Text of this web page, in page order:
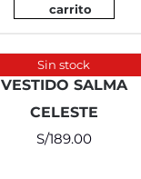
carrito
Sin stock
VESTIDO SALMA
CELESTE
S/189.00